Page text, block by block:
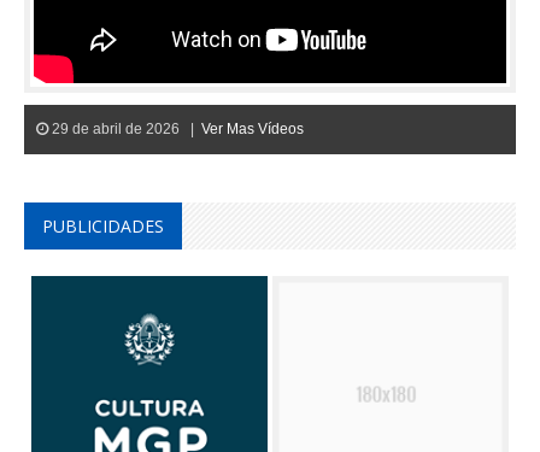
29 de abril de 2026 | Ver Mas Vídeos
PUBLICIDADES